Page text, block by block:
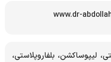
لیپوساکشن، بلفاروپلاستی،